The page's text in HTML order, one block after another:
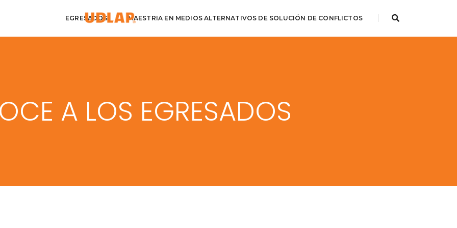
EGRESADOS MAESTRIA EN MEDIOS ALTERNATIVOS DE SOLUCIÓN DE CONFLICTOS
A LOS EGRESADOS